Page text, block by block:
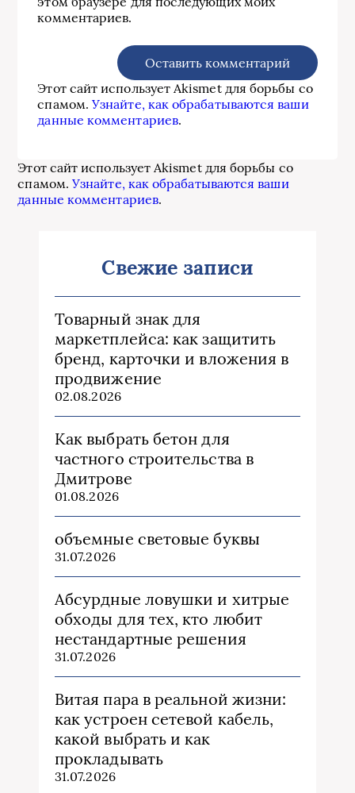
комментариев.
Этот сайт использует Akismet для борьбы со
спамом.Узнайте, как обрабатываются ваши
данные комментариев.
Этот сайт использует Akismet для борьбы со
спамом.Узнайте, как обрабатываются ваши
данные комментариев.
Свежие записи
Товарный знак для
маркетплейса: как защитить
бренд, карточки и вложения в
продвижение
02.08.2026
Как выбрать бетон для
частного строительства в
Дмитрове
01.08.2026
объемные световые буквы
31.07.2026
Абсурдные ловушки и хитрые
обходы для тех, кто любит
нестандартные решения
31.07.2026
Витая пара в реальной жизни:
как устроен сетевой кабель,
какой выбрать и как
прокладывать
31.07.2026